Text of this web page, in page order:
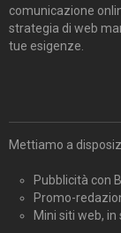
comunicazione
strategia di web
tue esigenze.
Mettiamo a
Pubblicità con
Promo-
Mini siti web,